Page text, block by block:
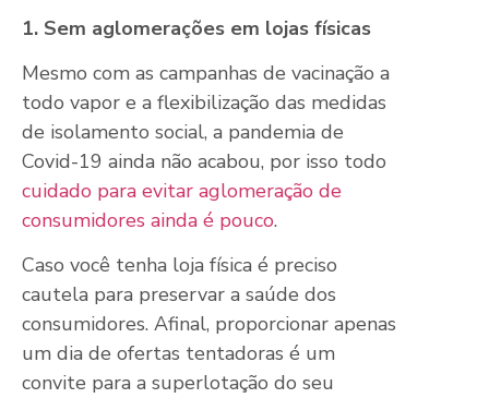
1. Sem aglomerações em lojas físicas
Mesmo com as campanhas de vacinação a
todo vapor e a flexibilização das medidas
de isolamento social, a pandemia de
Covid-19 ainda não acabou, por isso todo
cuidado para evitar aglomeração de
consumidores ainda é pouco.
Caso você tenha loja física é preciso
cautela para preservar a saúde dos
consumidores. Afinal, proporcionar apenas
um dia de ofertas tentadoras é um
convite para a superlotação do seu